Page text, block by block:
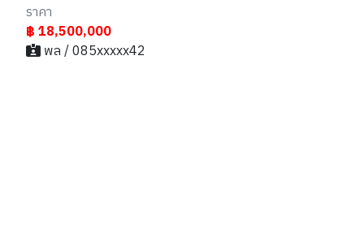
ราคา
฿ 18,500,000
พล / 085xxxxx42